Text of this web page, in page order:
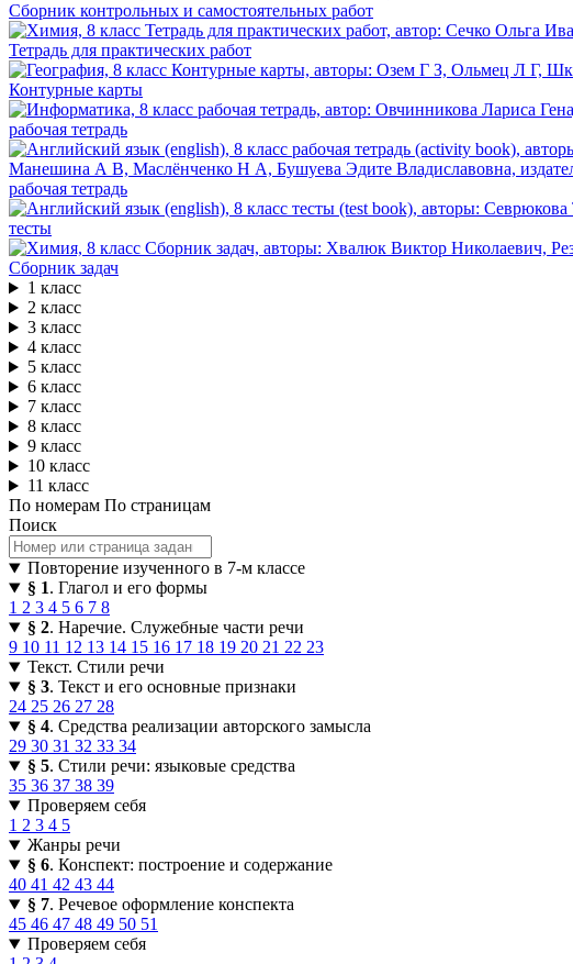
Сборник контрольных и самостоятельных работ
Тетрадь для практических работ
Контурные карты
рабочая тетрадь
рабочая тетрадь
тесты
Сборник задач
1 класс
2 класс
3 класс
4 класс
5 класс
6 класс
7 класс
8 класс
9 класс
10 класс
11 класс
По номерам По страницам
Поиск
Повторение изученного в 7-м классе
§ 1. Глагол и его формы
1 2 3 4 5 6 7 8
§ 2. Наречие. Служебные части речи
9 10 11 12 13 14 15 16 17 18 19 20 21 22 23
Текст. Стили речи
§ 3. Текст и его основные признаки
24 25 26 27 28
§ 4. Средства реализации авторского замысла
29 30 31 32 33 34
§ 5. Стили речи: языковые средства
35 36 37 38 39
Проверяем себя
1 2 3 4 5
Жанры речи
§ 6. Конспект: построение и содержание
40 41 42 43 44
§ 7. Речевое оформление конспекта
45 46 47 48 49 50 51
Проверяем себя